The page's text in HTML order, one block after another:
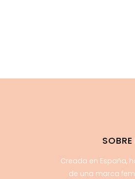
Creada en España,
de una marca